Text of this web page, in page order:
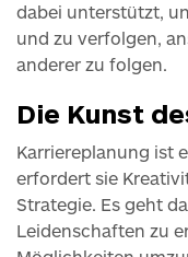
dabei unterstützt,
und zu verfolgen,
anderer zu folgen.
Die Kunst
Karriereplanung ist
erfordert sie
Strategie. Es geht
Leidenschaften zu